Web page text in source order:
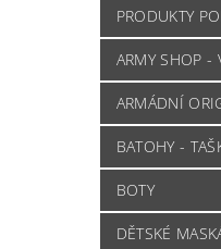
PRODUKTY
ARMY SHOP -
ARMÁDNÍ
BATOHY -
BOTY
DĚTSKÉ